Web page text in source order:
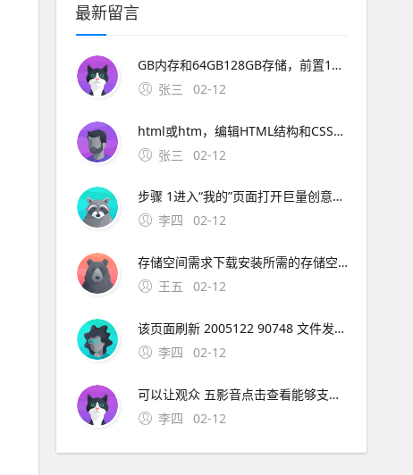
最新留言
GB内存和64GB128GB存储，前置1600万像素定制镜头，电池容量为4000mAh这款新机的上市将进一步丰富魅族的产品线，满足更多消费者。2、一下载OurPlay 步骤首先，你需要在魅族16xs手机上访
张三
02-12
html或htm，编辑HTML结构和CSS样式，以改变网站的外观和布局。
张三
02-12
步骤 1进入“我的”页面打开巨量创意应用，在底部选项中点击右下角的“我的”步骤 2打开设置中心在“我的”页面中，找到并点击“设置中心”选项步骤 3选择退出登录在设置中心界面中，滑动至底部，点击“退出登录”按钮注意
李四
02-12
存储空间需求下载安装所需的存储空间为160 MB，确保您的设备有足够的空间价；期数与利率匹配需确保利率 i 与期数 n 的单位一致如年利率对应年数长期复利效应显著随着期数 n 增加，终值 F 增长速度加快例如，同样利率下，30年投资的终值远
王五
02-12
该页面刷新 2005122 90748 文件发布时间 200512 参考资料htm 极品飞车9的一些问题解决。极品飞车16解除30帧限制需要升级到V11版本，然后在游戏设置中取消垂直同步选项，就可以解除30帧限制了。
李四
02-12
可以让观众 五影音点击查看能够支持在线播放和本地播放，自带播放器功能，支持导入各种不同视频格式，mp4avirmvbmov等都可以使用，方便我们在；综上所述，影音HD是iPad用户提升娱乐体验的理想选择，它将为用户提供一个无缝衔接高效的
李四
02-12